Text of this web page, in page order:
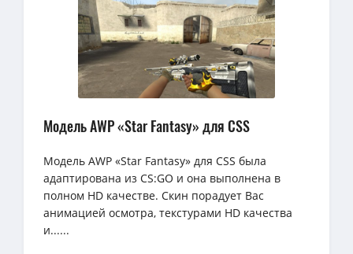
Модель AWP «Star Fantasy» для CSS
Модель AWP «Star Fantasy» для CSS была
адаптирована из CS:GO и она выполнена в
полном HD качестве. Скин порадует Вас
анимацией осмотра, текстурами HD качества
и......